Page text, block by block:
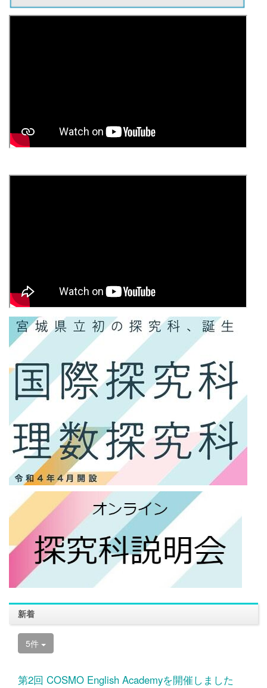
新着
5件
第2回 COSMO English Academyを開催しました